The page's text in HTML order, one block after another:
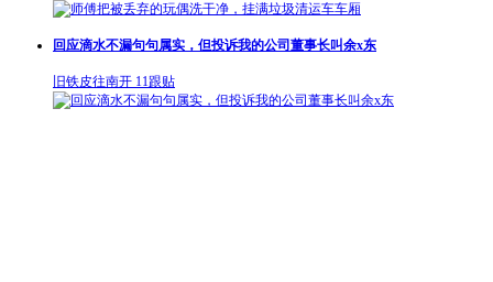
回应滴水不漏句句属实，但投诉我的公司董事长叫余x东
旧铁皮往南开 11跟贴